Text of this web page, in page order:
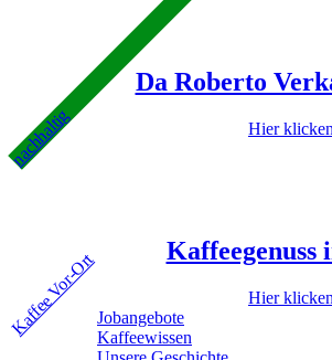
nachhaltig
Da Roberto
Hier klicken
Kaffee Vor-Ort Kaffeegenuss
Hier klicken
Jobangebote
Kaffeewissen